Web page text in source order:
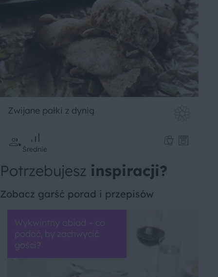
Zwijane pałki z dynią
Średnie
Potrzebujesz inspiracji?
Zobacz garść porad i przepisów
Wykwintny obiad – co
podać, by zachwycić
gości?